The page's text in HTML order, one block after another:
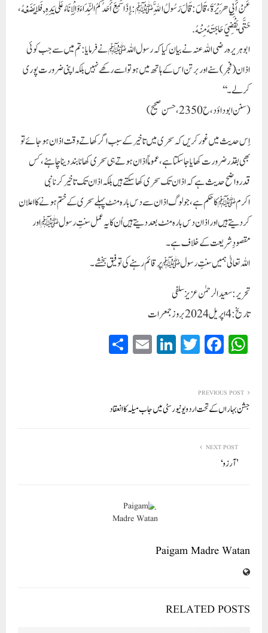
عَنْ أَبِي هُرَيْرَةَ،قَالَ: قَالَ رَسُولُ اللَّهِ ﷺ: إِذَا سَمِعَ أَحَدُكُمُ النِّدَاءَ وَالْإِنَاءُ عَلَى يَدِهِ, فَلَا يَضَعْهُ،
حَتَّى يَقْضِيَ حَاجَتَهُ مِنْهُ.
ابوہریرہ رضی اللہ عنہ نے بیان کیا کہ رسول اللہ ﷺ نے فرمایا: تم میں سے جب کوئی
اذان (فجر) سنے اور برتن اس کے ہاتھ میں ہو تو اسے رکھے نہیں بلکہ اپنی ضرورت پوری
کر لے۔‘‘
(سنن ابوداؤد، ح2350، حسن صحیح)
اِس حدیث میں غور کریں کہ سحری میں تاخیر کے سبب اگر کھاتے وقت اذان ہوجائے تو
بھی بقدر ضرورت کھایا جا سکتا ہے، عموماً اذان ہوتے ہی سحری کھانا بند دینا چاہئے، کس
قدر واضح حدیث ہے کہ اذان تک سحری کھا سکتے ہیں بلکہ اذان تک تاخیر کرنا نبی
اکرمﷺ کا حکم ہے، جو لوگ اذان سے دس بارہ منٹ پہلے سحری کے ختم ہونے کا اعلان
کر دیتے ہیں اور اذان دس بارہ منٹ بعد دیتے ہیں اُن کا یہ عمل سنتِ رسولﷺ اور
مقصودِ شریعت کے خلاف ہے۔
اللہ تعالیٰ ہمیں سنتِ رسولﷺ پر قائم رہنے کی توفیق بخشے۔
تحریر: سعیدالرحمٰن عزیز سلفی
تاریخ: 4 اپریل 2024 بروز جمعرات
W
ha
A
pp
Fa
ce
ok
T
wi
r
Li
nk
In
E
m
PREVIOUS POST
جشن بہاراں کے تحت اردو یونیورسٹی میں جاب میلہ کا انعقاد
NEXT POST
’آرزو‘
Paigam Madre Watan
RELATED POSTS